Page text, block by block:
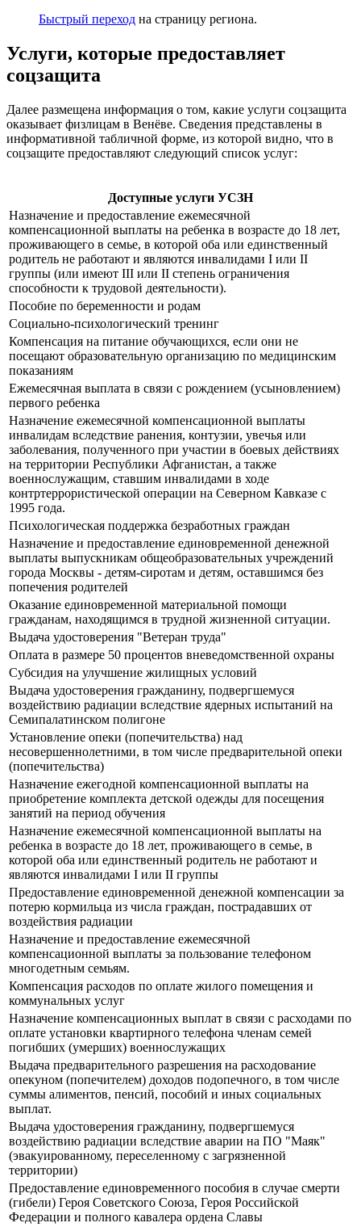
Быстрый переход на страницу региона.
Услуги, которые предоставляет
соцзащита
Далее размещена информация о том, какие услуги соцзащита
оказывает физлицам в Венёве. Сведения представлены в
информативной табличной форме, из которой видно, что в
соцзащите предоставляют следующий список услуг:
Доступные услуги УСЗН
Назначение и предоставление ежемесячной
компенсационной выплаты на ребенка в возрасте до 18 лет,
проживающего в семье, в которой оба или единственный
родитель не работают и являются инвалидами I или II
группы (или имеют III или II степень ограничения
способности к трудовой деятельности).
Пособие по беременности и родам
Социально-психологический тренинг
Компенсация на питание обучающихся, если они не
посещают образовательную организацию по медицинским
показаниям
Ежемесячная выплата в связи с рождением (усыновлением)
первого ребенка
Назначение ежемесячной компенсационной выплаты
инвалидам вследствие ранения, контузии, увечья или
заболевания, полученного при участии в боевых действиях
на территории Республики Афганистан, а также
военнослужащим, ставшим инвалидами в ходе
контртеррористической операции на Северном Кавказе с
1995 года.
Психологическая поддержка безработных граждан
Назначение и предоставление единовременной денежной
выплаты выпускникам общеобразовательных учреждений
города Москвы - детям-сиротам и детям, оставшимся без
попечения родителей
Оказание единовременной материальной помощи
гражданам, находящимся в трудной жизненной ситуации.
Выдача удостоверения "Ветеран труда"
Оплата в размере 50 процентов вневедомственной охраны
Субсидия на улучшение жилищных условий
Выдача удостоверения гражданину, подвергшемуся
воздействию радиации вследствие ядерных испытаний на
Семипалатинском полигоне
Установление опеки (попечительства) над
несовершеннолетними, в том числе предварительной опеки
(попечительства)
Назначение ежегодной компенсационной выплаты на
приобретение комплекта детской одежды для посещения
занятий на период обучения
Назначение ежемесячной компенсационной выплаты на
ребенка в возрасте до 18 лет, проживающего в семье, в
которой оба или единственный родитель не работают и
являются инвалидами I или II группы
Предоставление единовременной денежной компенсации за
потерю кормильца из числа граждан, пострадавших от
воздействия радиации
Назначение и предоставление ежемесячной
компенсационной выплаты за пользование телефоном
многодетным семьям.
Компенсация расходов по оплате жилого помещения и
коммунальных услуг
Назначение компенсационных выплат в связи с расходами по
оплате установки квартирного телефона членам семей
погибших (умерших) военнослужащих
Выдача предварительного разрешения на расходование
опекуном (попечителем) доходов подопечного, в том числе
суммы алиментов, пенсий, пособий и иных социальных
выплат.
Выдача удостоверения гражданину, подвергшемуся
воздействию радиации вследствие аварии на ПО "Маяк"
(эвакуированному, переселенному с загрязненной
территории)
Предоставление единовременного пособия в случае смерти
(гибели) Героя Советского Союза, Героя Российской
Федерации и полного кавалера ордена Славы